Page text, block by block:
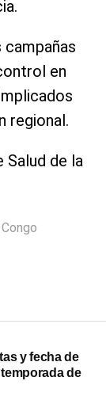
en
regional.
Salud de la
y fecha de
de